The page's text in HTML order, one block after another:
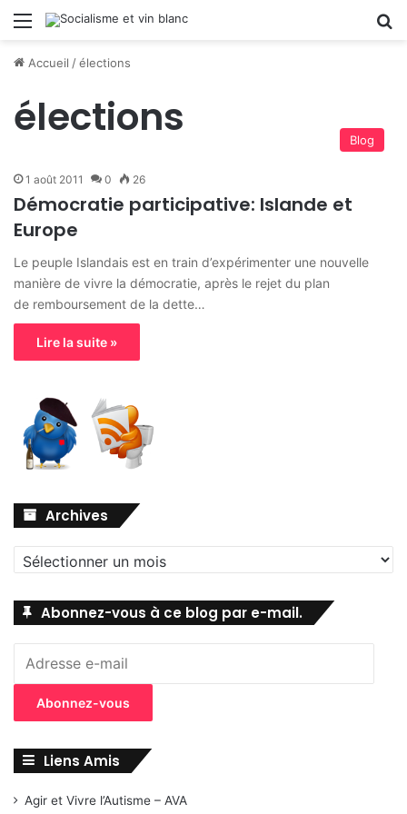
Menu
Accueil /élections
élections Blog
1 août 2011 0 26
Démocratie participative: Islande et
Europe
Le peuple Islandais est en train d’expérimenter une nouvelle
manière de vivre la démocratie, après le rejet du plan
de remboursement de la dette…
Lire la suite »
Archives Archives
Abonnez-vous à ce blog par e-mail.
Abonnez-vous
Liens Amis
Agir et Vivre l’Autisme – AVA